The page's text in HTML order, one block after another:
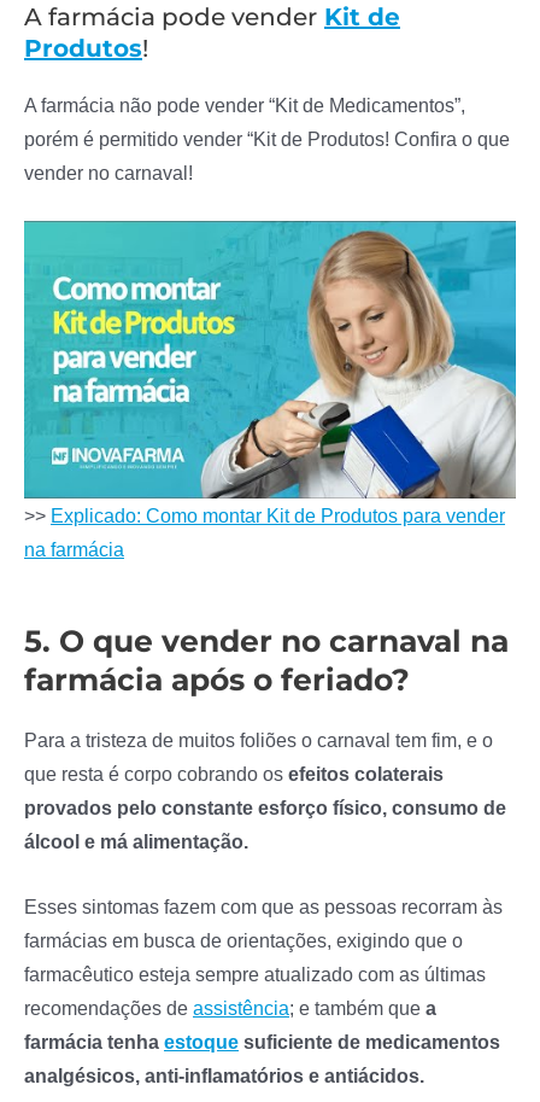
A farmácia pode vender Kit de
Produtos!
A farmácia não pode vender “Kit de Medicamentos”,
porém é permitido vender “Kit de Produtos! Confira o que
vender no carnaval!
>> Explicado: Como montar Kit de Produtos para vender
na farmácia
5. O que vender no carnaval na
farmácia após o feriado?
Para a tristeza de muitos foliões o carnaval tem fim, e o
que resta é corpo cobrando os efeitos colaterais
provados pelo constante esforço físico, consumo de
álcool e má alimentação.
Esses sintomas fazem com que as pessoas recorram às
farmácias em busca de orientações, exigindo que o
farmacêutico esteja sempre atualizado com as últimas
recomendações de assistência; e também que a
farmácia tenha estoque suficiente de medicamentos
analgésicos, anti-inflamatórios e antiácidos.